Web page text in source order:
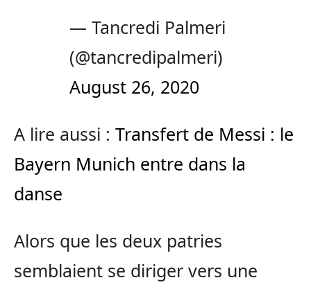
— Tancredi Palmeri
(@tancredipalmeri)
August 26, 2020
A lire aussi : Transfert de Messi : le
Bayern Munich entre dans la
danse
Alors que les deux patries
semblaient se diriger vers une